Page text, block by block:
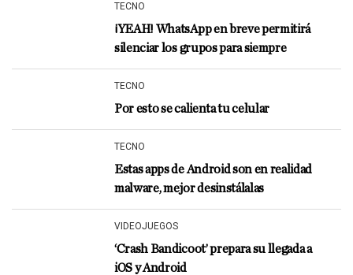
TECNO
¡YEAH! WhatsApp en breve permitirá
silenciar los grupos para siempre
TECNO
Por esto se calienta tu celular
TECNO
Estas apps de Android son en realidad
malware, mejor desinstálalas
VIDEOJUEGOS
‘Crash Bandicoot’ prepara su llegada a
iOS y Android